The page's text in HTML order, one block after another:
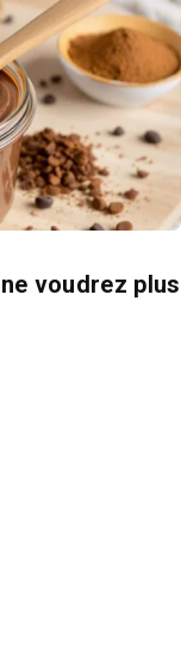
voudrez plus